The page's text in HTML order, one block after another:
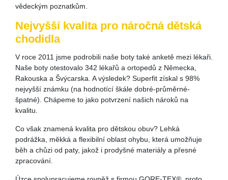
vědeckým poznatkům.
Nejvyšší kvalita pro náročná dětská
chodidla
V roce 2011 jsme podrobili naše boty také anketě mezi lékaři.
Naše boty otestovalo 342 lékařů a ortopedů z Německa,
Rakouska a Švýcarska. A výsledek? Superfit získal s 98%
nejvyšší známku (na hodnotící škále dobré-průměrné-
špatné). Chápeme to jako potvrzení našich nároků na
kvalitu.
Co však znamená kvalita pro dětskou obuv? Lehká
podrážka, měkká a flexibilní oblast ohybu, která umožňuje
běh a chůzi od paty, jakož i prodyšné materiály a přesné
zpracování.